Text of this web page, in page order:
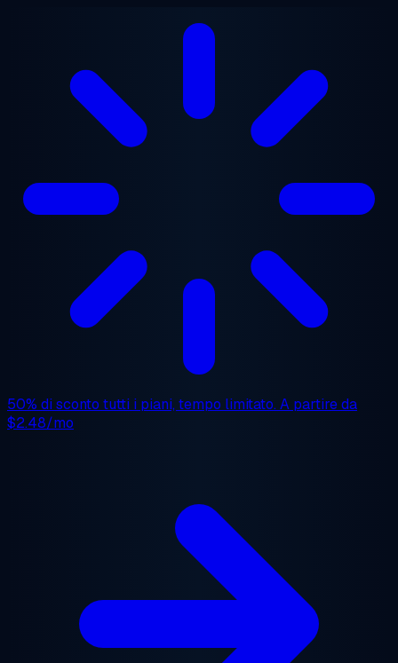
50% di sconto tutti i piani, tempo limitato. A partire da
$2.48/mo